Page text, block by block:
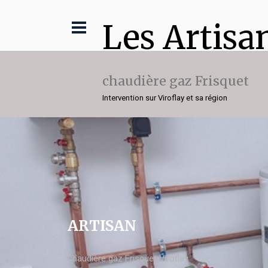
Les
chaudière gaz Frisquet
Intervention sur Viroflay et sa région
ARTISAN
chaudière gaz Frisquet Viroflay